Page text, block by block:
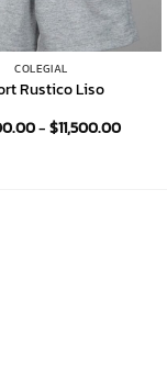
COLEGIAL
Rustico Liso
- $11,500.00Rango